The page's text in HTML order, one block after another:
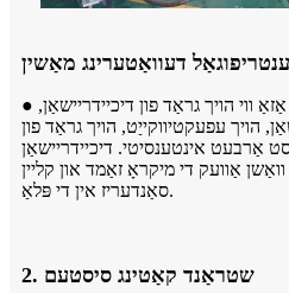
דעוואַטערינג מאַשין
● די מאַשין האט פילע מעלות, אַזאַ ווי הויך גראַד פון דיכיידריישאַן,
הויך עפעקטיווקייַט, הויך גראַד פון
אַרבעט אינטענסיטי. דיכיידריישאַן
וואַשן אַוועק די מיקראָ זאַמד און קליין
סאַנדעריז אין די פּלאַ.
2. שטראַנד קאַטינג סיסטעם